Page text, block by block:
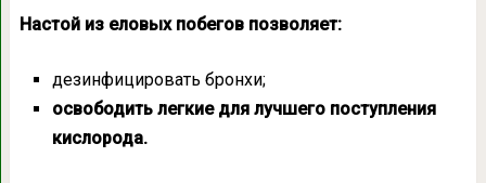
Настой из еловых побегов позволяет:
дезинфицировать бронхи;
освободить легкие для лучшего поступления
кислорода.